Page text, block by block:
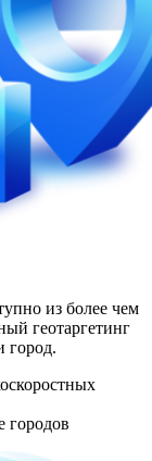
из более чем
геотаргетинг
город.
городов